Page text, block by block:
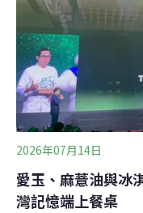
2026年07月14日
愛玉、麻薏油與冰
灣記憶端上餐桌